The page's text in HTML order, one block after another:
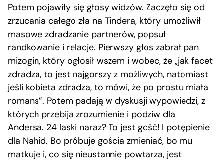
Potem pojawiły się głosy widzów. Zaczęło się od
zrzucania całego zła na Tindera, który umożliwił
masowe zdradzanie partnerów, popsuł
randkowanie i relacje. Pierwszy głos zabrał pan
mizogin, który ogłosił wszem i wobec, że „jak facet
zdradza, to jest najgorszy z możliwych, natomiast
jeśli kobieta zdradza, to mówi, że po prostu miała
romans”. Potem padają w dyskusji wypowiedzi, z
których przebija zrozumienie i podziw dla
Andersa. 24 laski naraz? To jest gość! I potępienie
dla Nahid. Bo próbuje gościa zmieniać, bo mu
matkuje i, co się nieustannie powtarza, jest